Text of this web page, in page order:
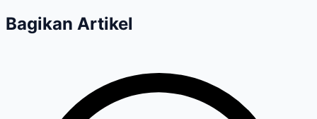
Bagikan Artikel